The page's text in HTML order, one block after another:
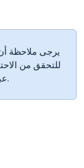
يرجى ملاحظة أن
المبيعات من متجر Shopify عبر الإنترنت.